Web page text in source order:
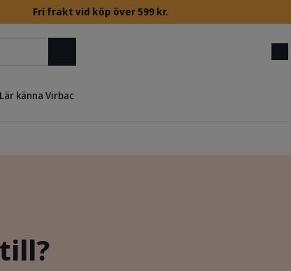
Fri frakt vid köp över 599 kr.
Lär känna Virbac